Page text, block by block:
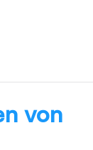
von